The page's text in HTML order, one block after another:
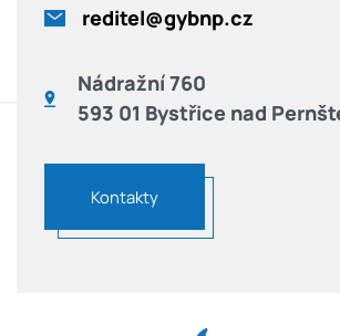
reditel@gybnp.cz
Nádražní 760
593 01 Bystřice nad
Kontakty